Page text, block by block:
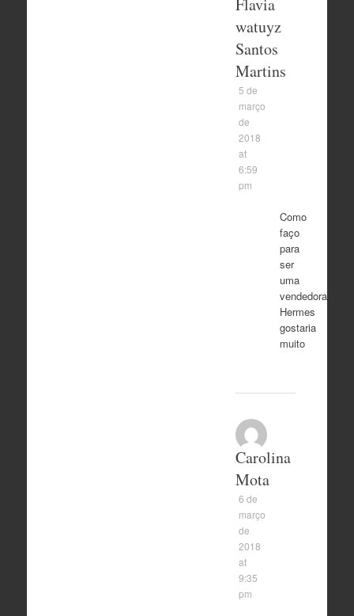
Flavia
watuyz
Santos
Martins
5 de
março
de
2018
at
6:59
pm
Como
faço
para
ser
uma
vendedora
Hermes
gostaria
muito
Carolina
Mota
6 de
março
de
2018
at
9:35
pm